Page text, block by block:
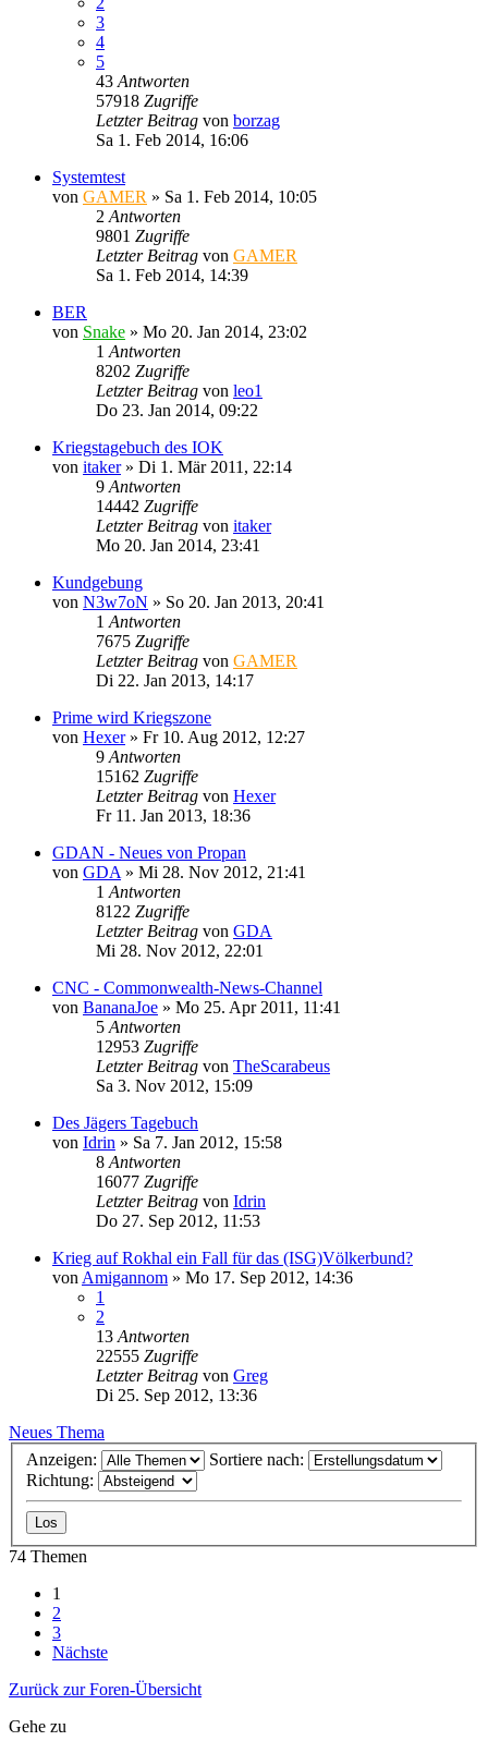
3
4
5
43 Antworten
57918 Zugriffe
Letzter Beitrag von borzag
Sa 1. Feb 2014, 16:06
Systemtest
von GAMER » Sa 1. Feb 2014, 10:05
2 Antworten
9801 Zugriffe
Letzter Beitrag von GAMER
Sa 1. Feb 2014, 14:39
BER
von Snake » Mo 20. Jan 2014, 23:02
1 Antworten
8202 Zugriffe
Letzter Beitrag von leo1
Do 23. Jan 2014, 09:22
Kriegstagebuch des IOK
von itaker» Di 1. Mär 2011, 22:14
9 Antworten
14442 Zugriffe
Letzter Beitrag von itaker
Mo 20. Jan 2014, 23:41
Kundgebung
von N3w7oN » So 20. Jan 2013, 20:41
1 Antworten
7675 Zugriffe
Letzter Beitrag von GAMER
Di 22. Jan 2013, 14:17
Prime wird Kriegszone
von Hexer» Fr 10. Aug 2012, 12:27
9 Antworten
15162 Zugriffe
Letzter Beitrag von Hexer
Fr 11. Jan 2013, 18:36
GDAN - Neues von Propan
von GDA » Mi 28. Nov 2012, 21:41
1 Antworten
8122 Zugriffe
Letzter Beitrag von GDA
Mi 28. Nov 2012, 22:01
CNC - Commonwealth-News-Channel
von BananaJoe » Mo 25. Apr 2011, 11:41
5 Antworten
12953 Zugriffe
Letzter Beitrag von TheScarabeus
Sa 3. Nov 2012, 15:09
Des Jägers Tagebuch
von Idrin » Sa 7. Jan 2012, 15:58
8 Antworten
16077 Zugriffe
Letzter Beitrag von Idrin
Do 27. Sep 2012, 11:53
Krieg auf Rokhal ein Fall für das (ISG)Völkerbund?
von Amigannom » Mo 17. Sep 2012, 14:36
1
2
13 Antworten
22555 Zugriffe
Letzter Beitrag von Greg
Di 25. Sep 2012, 13:36
Neues Thema
Anzeigen:
Sortiere nach:
Richtung:
74 Themen
1
2
3
Nächste
Zurück zur Foren-Übersicht
Gehe zu